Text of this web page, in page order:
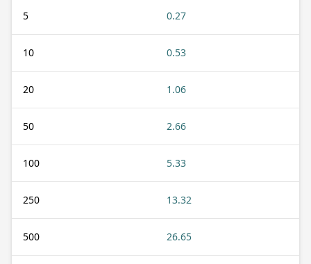
5 0.27
10 0.53
20 1.06
50 2.66
100 5.33
250 13.32
500 26.65